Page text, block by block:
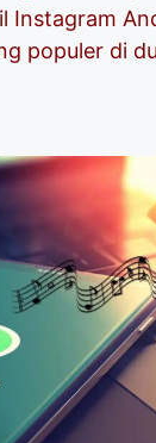
Instagram
populer di